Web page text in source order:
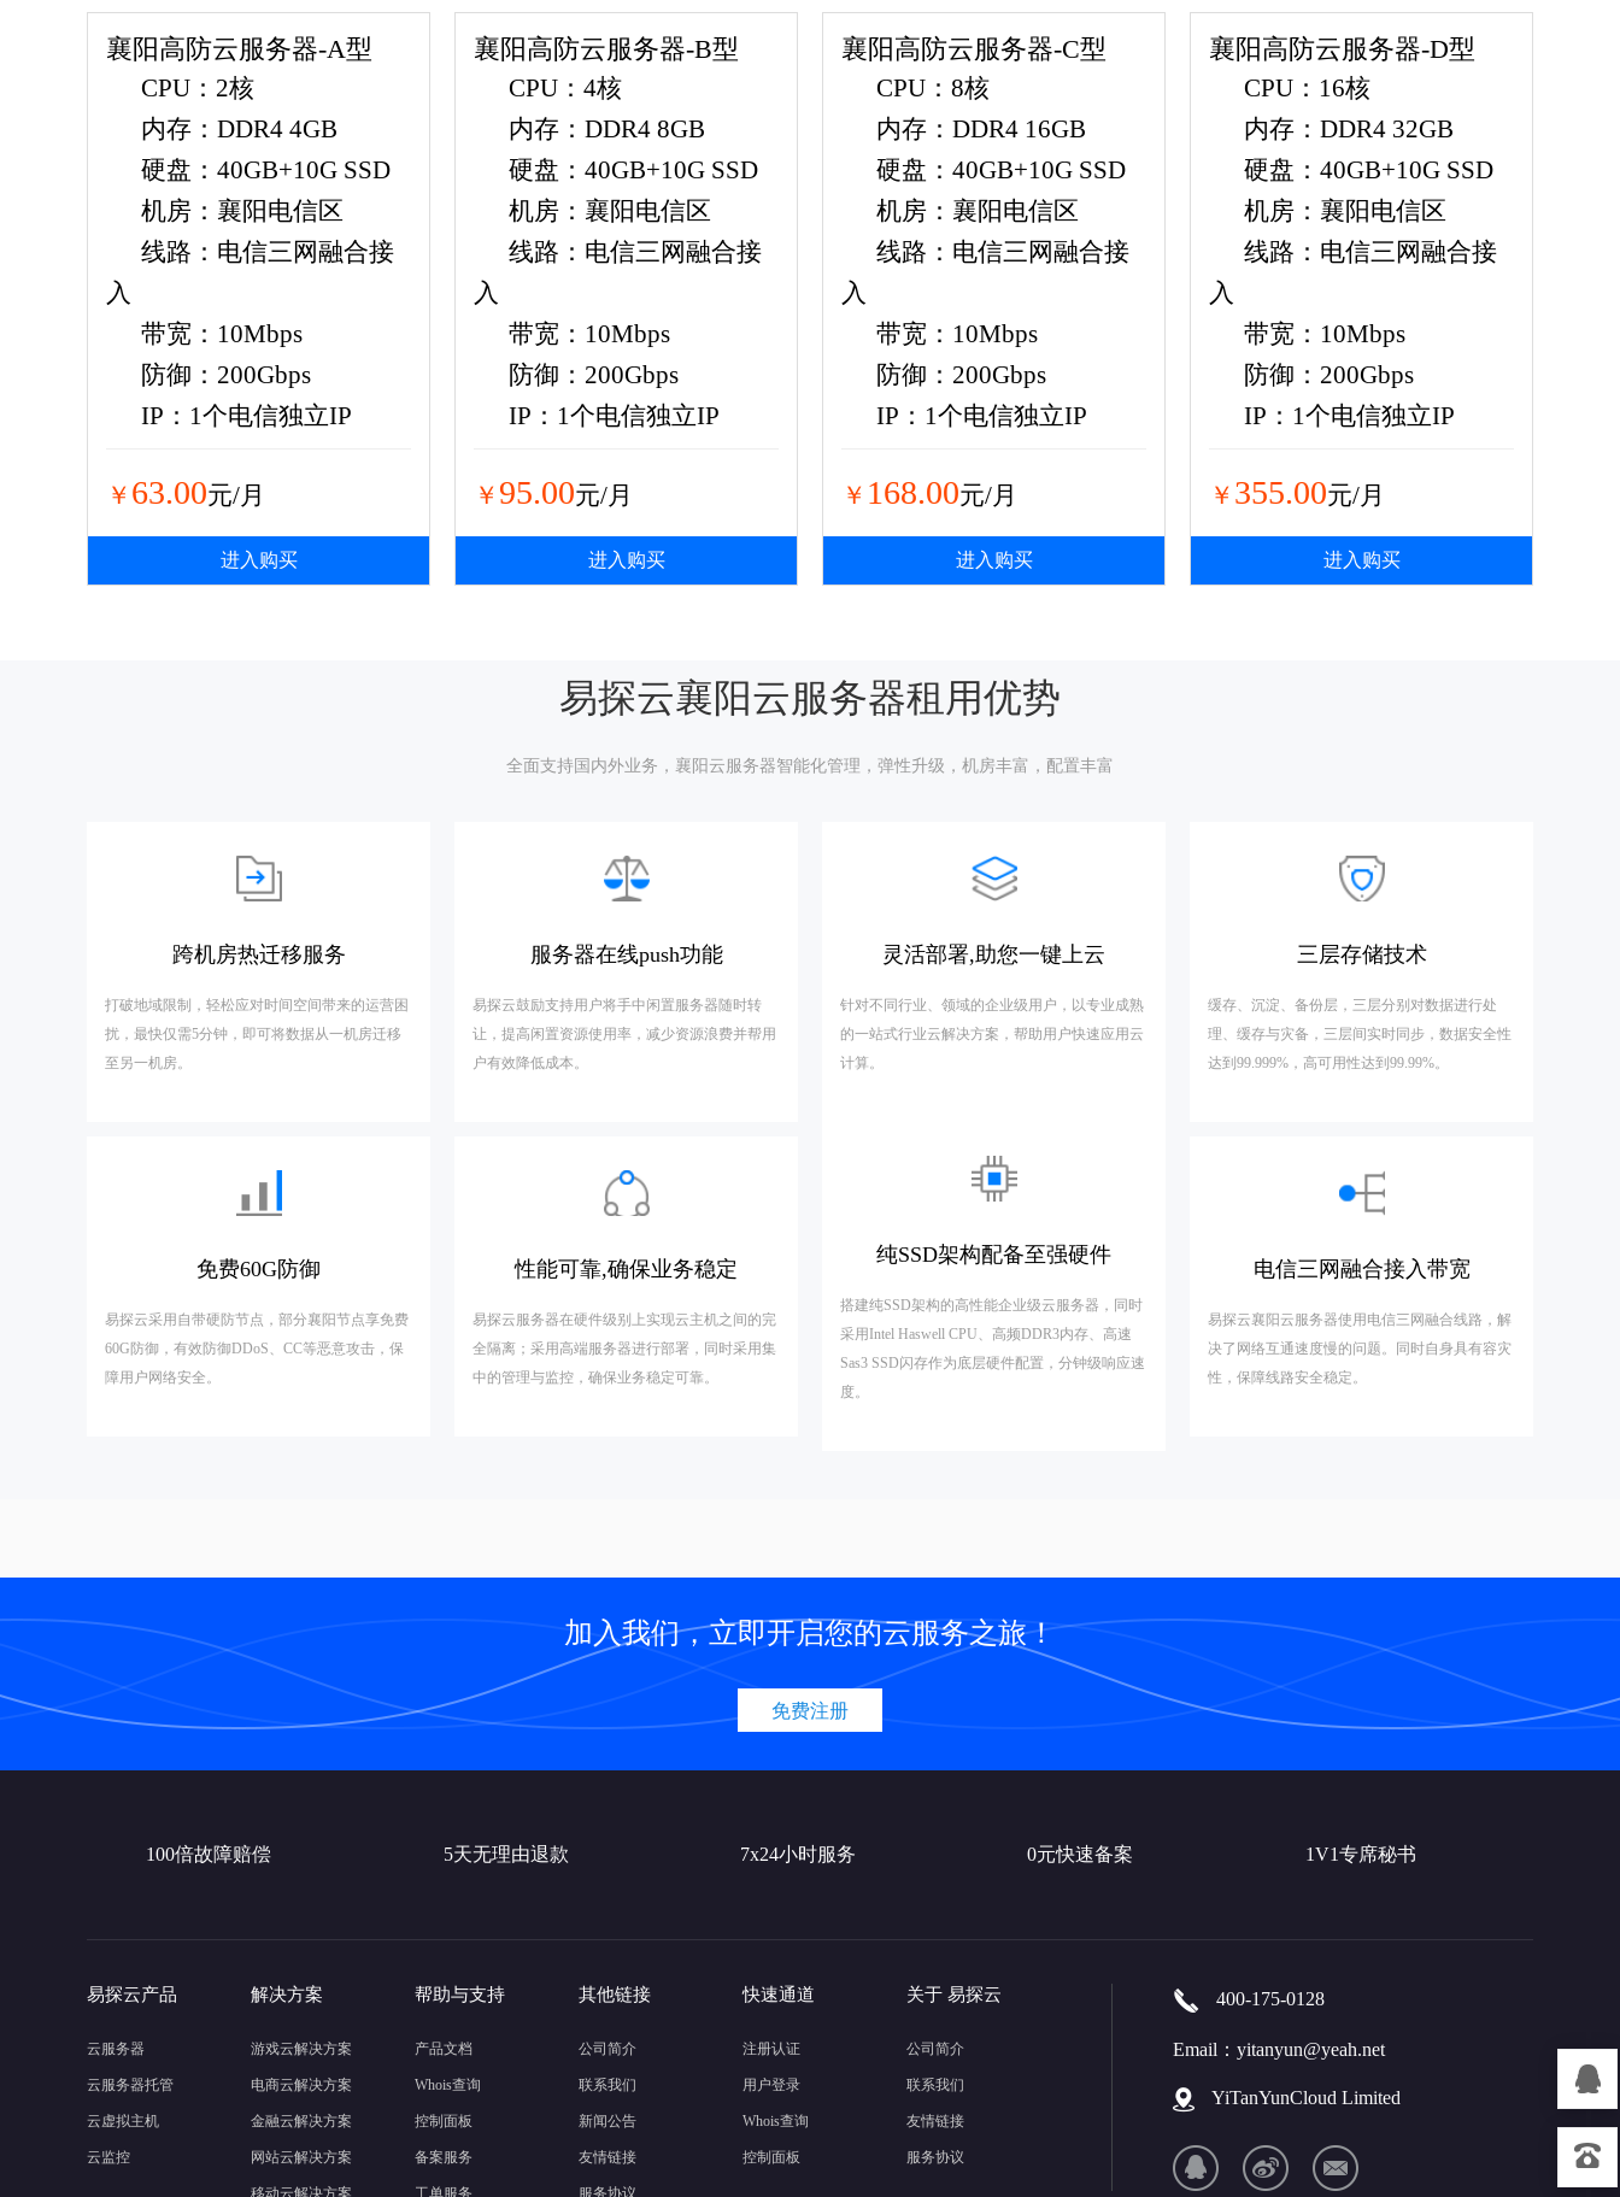
襄阳高防云服务器-A型
CPU：2核
内存：DDR4 4GB
硬盘：40GB+10G SSD
机房：襄阳电信区
线路：电信三网融合接
入
带宽：10Mbps
防御：200Gbps
IP：1个电信独立IP
￥ 63.00元/月
进入购买
襄阳高防云服务器-B型
CPU：4核
内存：DDR4 8GB
硬盘：40GB+10G SSD
机房：襄阳电信区
线路：电信三网融合接
入
带宽：10Mbps
防御：200Gbps
IP：1个电信独立IP
￥ 95.00元/月
进入购买
襄阳高防云服务器-C型
CPU：8核
内存：DDR4 16GB
硬盘：40GB+10G SSD
机房：襄阳电信区
线路：电信三网融合接
入
带宽：10Mbps
防御：200Gbps
IP：1个电信独立IP
￥ 168.00元/月
进入购买
襄阳高防云服务器-D型
CPU：16核
内存：DDR4 32GB
硬盘：40GB+10G SSD
机房：襄阳电信区
线路：电信三网融合接
入
带宽：10Mbps
防御：200Gbps
IP：1个电信独立IP
￥ 355.00元/月
进入购买
易探云襄阳云服务器租用优势
全面支持国内外业务，襄阳云服务器智能化管理，弹性升级，机房丰富，配置丰富
跨机房热迁移服务
打破地域限制，轻松应对时间空间带来的运营困
扰，最快仅需5分钟，即可将数据从一机房迁移
至另一机房。
服务器在线push功能
易探云鼓励支持用户将手中闲置服务器随时转
让，提高闲置资源使用率，减少资源浪费并帮用
户有效降低成本。
灵活部署,助您一键上云
针对不同行业、领域的企业级用户，以专业成熟
的一站式行业云解决方案，帮助用户快速应用云
计算。
三层存储技术
缓存、沉淀、备份层，三层分别对数据进行处
理、缓存与灾备，三层间实时同步，数据安全性
达到99.999%，高可用性达到99.99%。
免费60G防御
易探云采用自带硬防节点，部分襄阳节点享免费
60G防御，有效防御DDoS、CC等恶意攻击，保
障用户网络安全。
性能可靠,确保业务稳定
易探云服务器在硬件级别上实现云主机之间的完
全隔离；采用高端服务器进行部署，同时采用集
中的管理与监控，确保业务稳定可靠。
纯SSD架构配备至强硬件
搭建纯SSD架构的高性能企业级云服务器，同时
采用Intel Haswell CPU、高频DDR3内存、高速
Sas3 SSD闪存作为底层硬件配置，分钟级响应速
度。
电信三网融合接入带宽
易探云襄阳云服务器使用电信三网融合线路，解
决了网络互通速度慢的问题。同时自身具有容灾
性，保障线路安全稳定。
加入我们，立即开启您的云服务之旅！
免费注册
100倍故障赔偿 5天无理由退款 7x24小时服务 0元快速备案 1V1专席秘书
易探云产品
云服务器
云服务器托管
云虚拟主机
云监控
解决方案
游戏云解决方案
电商云解决方案
金融云解决方案
网站云解决方案
移动云解决方案
帮助与支持
产品文档
Whois查询
控制面板
备案服务
工单服务
其他链接
公司简介
联系我们
新闻公告
友情链接
服务协议
快速通道
注册认证
用户登录
Whois查询
控制面板
关于 易探云
公司简介
联系我们
友情链接
服务协议
400-175-0128
Email： yitanyun@yeah.net
YiTanYunCloud Limited